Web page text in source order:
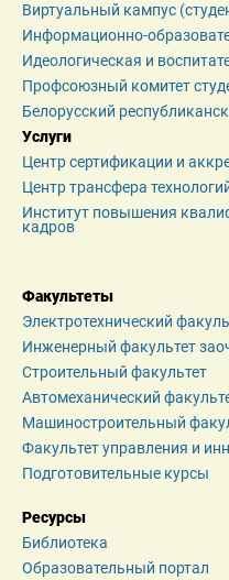
Виртуальный кампус
Информационно-
Идеологическая и
Профсоюзный комитет
Белорусский
Услуги
Центр сертификации и
Центр трансфера
Институт повышения
кадров
Факультеты
Электротехнический
Инженерный факультет
Строительный факультет
Автомеханический
Машиностроительный
Факультет управления и
Подготовительные курсы
Ресурсы
Библиотека
Образовательный портал